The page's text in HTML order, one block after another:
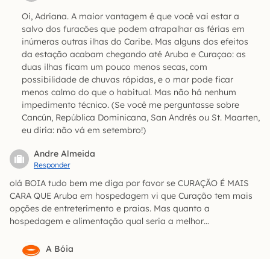
Oi, Adriana. A maior vantagem é que você vai estar a
salvo dos furacões que podem atrapalhar as férias em
inúmeras outras ilhas do Caribe. Mas alguns dos efeitos
da estação acabam chegando até Aruba e Curaçao: as
duas ilhas ficam um pouco menos secas, com
possibilidade de chuvas rápidas, e o mar pode ficar
menos calmo do que o habitual. Mas não há nenhum
impedimento técnico. (Se você me perguntasse sobre
Cancún, República Dominicana, San Andrés ou St. Maarten,
eu diria: não vá em setembro!)
Andre Almeida
Responder
olá BOIA tudo bem me diga por favor se CURAÇÃO É MAIS
CARA QUE Aruba em hospedagem vi que Curação tem mais
opções de entreterimento e praias. Mas quanto a
hospedagem e alimentação qual seria a melhor…
A Bóia